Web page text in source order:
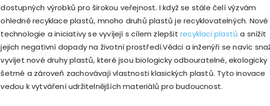
dostupných výrobků pro širokou veřejnost. I když se stále čelí výzvám
ohledně recyklace plastů, mnoho druhů plastů je recyklovatelných. Nové
technologie a iniciativy se vyvíjejí s cílem zlepšitrecyklaci plastů a snížit
jejich negativní dopady na životní prostředí.Vědci a inženýři se navíc
vyvíjet nové druhy plastů, které jsou biologicky odbouratelné, ekologicky
šetrné a zároveň zachovávají vlastnosti klasických plastů. Tyto inovace
vedou k vytváření udržitelnějších materiálů pro budoucnost.